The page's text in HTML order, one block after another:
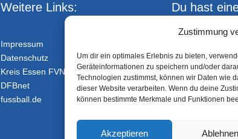
Zustimmung
Um dir ein optimales Erlebnis zu bieten,
Geräteinformationen zu speichern und/oder
Technologien zustimmst, können wir Daten wie
dieser Website verarbeiten. Wenn du deine
können bestimmte Merkmale und Funktionen
Akzeptieren Ablehnen
Weitere Links:
Impressum
Datenschutz
Kreis Essen FVN
DFBnet
fussball.de
Du hast
ansprechen!
Kontakt